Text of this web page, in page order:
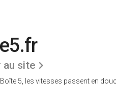
au site
5, les vitesses passent en